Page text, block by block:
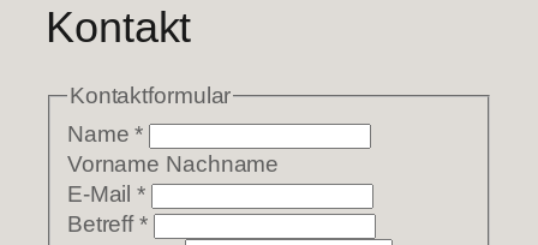
Kontakt
Kontaktformular
Name*
Vorname Nachname
E-Mail*
Betreff*